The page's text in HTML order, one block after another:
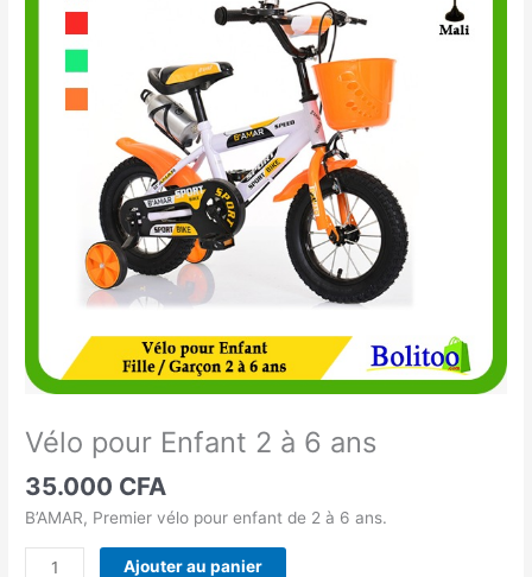
Vélo pour Enfant 2 à 6 ans
35.000 CFA
B’AMAR, Premier vélo pour enfant de 2 à 6 ans.
Ajouter au panier